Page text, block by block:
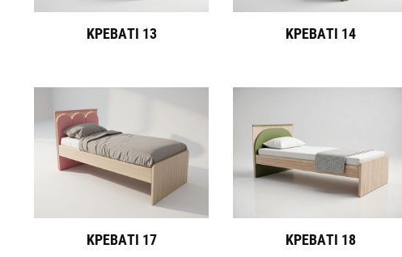
ΚΡΕΒΑΤΙ 13 ΚΡΕΒΑΤΙ 14
ΚΡΕΒΑΤΙ 17 ΚΡΕΒΑΤΙ 18